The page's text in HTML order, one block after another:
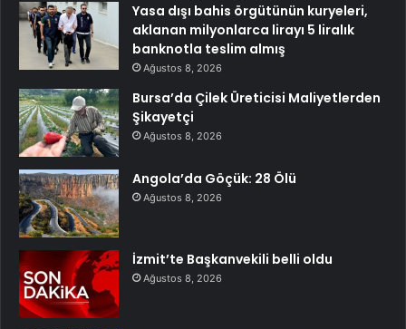
Yasa dışı bahis örgütünün kuryeleri,
aklanan milyonlarca lirayı 5 liralık
banknotla teslim almış
Ağustos 8, 2026
Bursa’da Çilek Üreticisi Maliyetlerden
Şikayetçi
Ağustos 8, 2026
Angola’da Göçük: 28 Ölü
Ağustos 8, 2026
İzmit’te Başkanvekili belli oldu
Ağustos 8, 2026